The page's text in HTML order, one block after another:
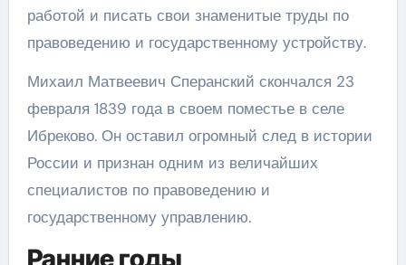
работой и писать свои знаменитые труды по
правоведению и государственному устройству.
Михаил Матвеевич Сперанский скончался 23
февраля 1839 года в своем поместье в селе
Ибреково. Он оставил огромный след в истории
России и признан одним из величайших
специалистов по правоведению и
государственному управлению.
Ранние годы